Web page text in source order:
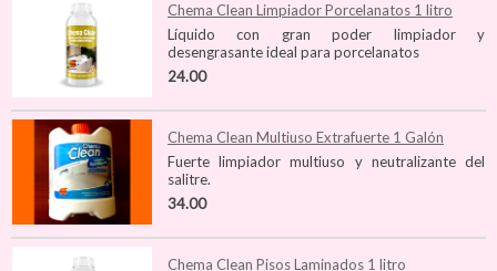
Chema Clean Limpiador Porcelanatos 1 litro
Líquido con gran poder limpiador y
desengrasante ideal para porcelanatos
24.00
Chema Clean Multiuso Extrafuerte 1 Galón
Fuerte limpiador multiuso y neutralizante del
salitre.
34.00
Chema Clean Pisos Laminados 1 litro